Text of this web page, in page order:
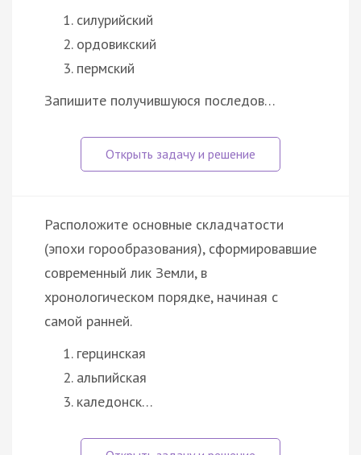
силурийский
ордовикский
пермский
Запишите получившуюся последов…
Расположите основные складчатости
(эпохи горообразования), сформировавшие
современный лик Земли, в
хронологическом порядке, начиная с
самой ранней.
герцинская
альпийская
каледонск…